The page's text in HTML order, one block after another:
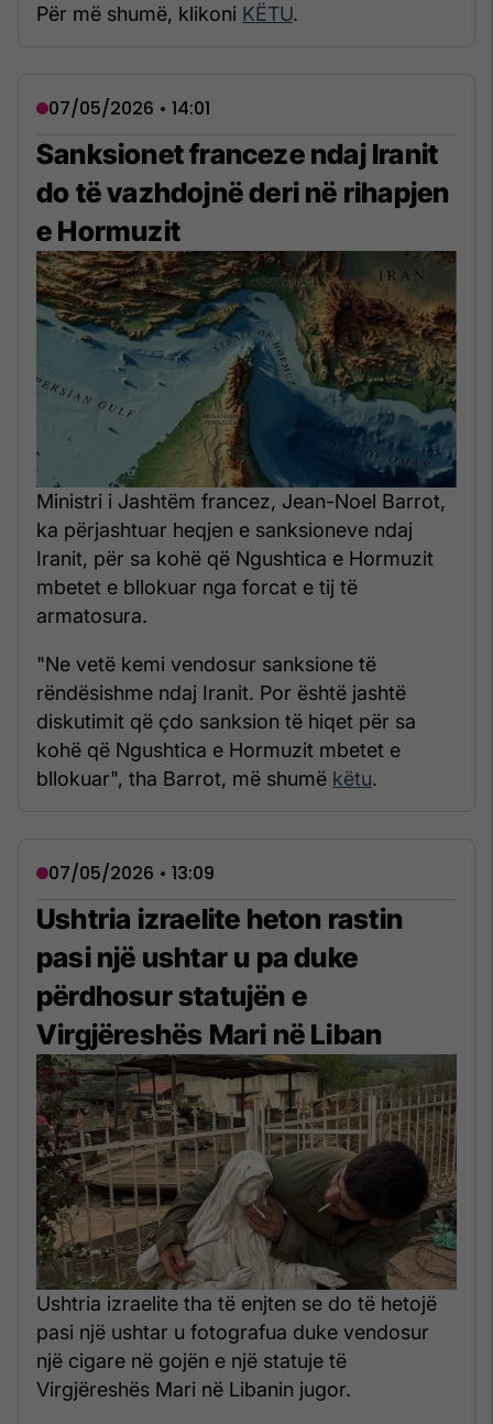
Për më shumë, klikoni KËTU.
07/05/2026 • 14:01
Sanksionet franceze ndaj Iranit
do të vazhdojnë deri në rihapjen
e Hormuzit
Ministri i Jashtëm francez, Jean-Noel Barrot,
ka përjashtuar heqjen e sanksioneve ndaj
Iranit, për sa kohë që Ngushtica e Hormuzit
mbetet e bllokuar nga forcat e tij të
armatosura.
"Ne vetë kemi vendosur sanksione të
rëndësishme ndaj Iranit. Por është jashtë
diskutimit që çdo sanksion të hiqet për sa
kohë që Ngushtica e Hormuzit mbetet e
bllokuar", tha Barrot, më shumë këtu.
07/05/2026 • 13:09
Ushtria izraelite heton rastin
pasi një ushtar u pa duke
përdhosur statujën e
Virgjëreshës Mari në Liban
Ushtria izraelite tha të enjten se do të hetojë
pasi një ushtar u fotografua duke vendosur
një cigare në gojën e një statuje të
Virgjëreshës Mari në Libanin jugor.